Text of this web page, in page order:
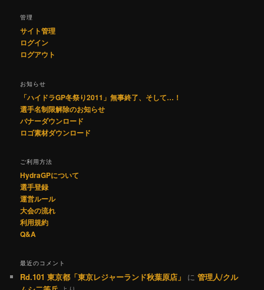
管理
サイト管理
ログイン
ログアウト
お知らせ
「ハイドラGP冬祭り2011」無事終了、そして…！
選手名制限解除のお知らせ
バナーダウンロード
ロゴ素材ダウンロード
ご利用方法
HydraGPについて
選手登録
運営ルール
大会の流れ
利用規約
Q&A
最近のコメント
Rd.101 東京都「東京レジャーランド秋葉原店」 に管理人/クル